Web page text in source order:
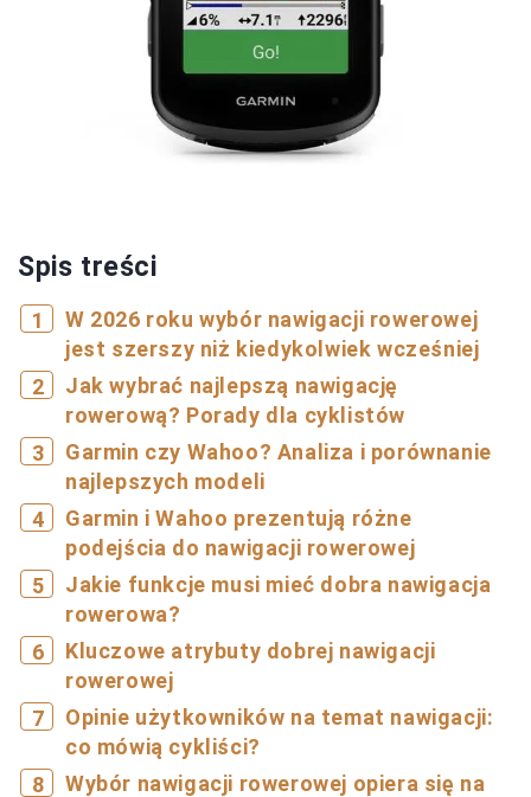
Spis treści
W 2026 roku wybór nawigacji rowerowej
jest szerszy niż kiedykolwiek wcześniej
Jak wybrać najlepszą nawigację
rowerową? Porady dla cyklistów
Garmin czy Wahoo? Analiza i porównanie
najlepszych modeli
Garmin i Wahoo prezentują różne
podejścia do nawigacji rowerowej
Jakie funkcje musi mieć dobra nawigacja
rowerowa?
Kluczowe atrybuty dobrej nawigacji
rowerowej
Opinie użytkowników na temat nawigacji:
co mówią cykliści?
Wybór nawigacji rowerowej opiera się na